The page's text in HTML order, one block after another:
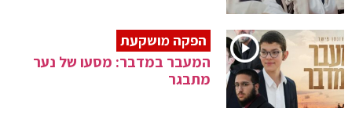
הפקה מושקעת
המעבר במדבר: מסעו של נער
מתבגר